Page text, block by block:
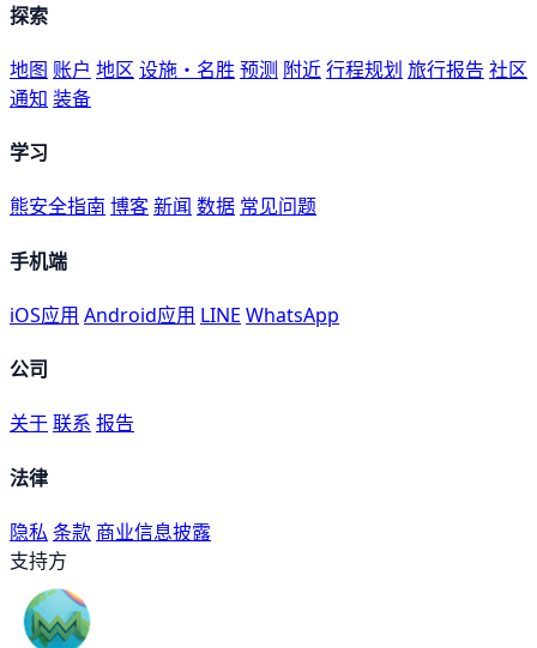
探索
地图 账户 地区 设施・名胜 预测 附近行程规划 旅行报告 社区
通知 装备
学习
熊安全指南 博客新闻 数据 常见问题
手机端
iOS应用 Android应用 LINE WhatsApp
公司
关于联系 报告
法律
隐私 条款 商业信息披露
支持方